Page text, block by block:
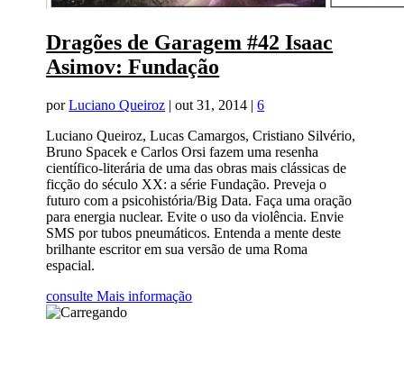
Dragões de Garagem #42 Isaac
Asimov: Fundação
porLuciano Queiroz |out 31, 2014 |6
Luciano Queiroz, Lucas Camargos, Cristiano Silvério,
Bruno Spacek e Carlos Orsi fazem uma resenha
científico-literária de uma das obras mais clássicas de
ficção do século XX: a série Fundação. Preveja o
futuro com a psicohistória/Big Data. Faça uma oração
para energia nuclear. Evite o uso da violência. Envie
SMS por tubos pneumáticos. Entenda a mente deste
brilhante escritor em sua versão de uma Roma
espacial.
consulte Mais informação